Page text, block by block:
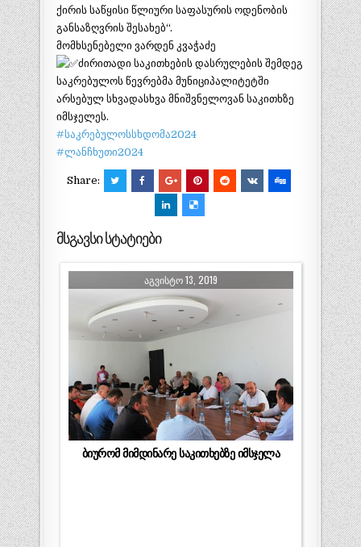
ქირის საწყისი წლიური საფასურის ოდენობის
განსაზღვრის შესახებ“.
მომხსენებელი ვარდენ კვაჭაძე
ძირითადი საკითხების დასრულების შემდეგ
საკრებულოს წევრებმა მუნიციპალიტეტში
არსებულ სხვადასხვა მნიშვნელოვან საკითხზე
იმსჯელეს.
#საკრებულოსსხდომა2024
#ლანჩხუთი2024
Share:
მსგავსი სტატიები
ᲐᲒᲕᲘᲡᲢᲝ 13, 2019
ბიურომ მიმდინარე საკითხებზე იმსჯელა